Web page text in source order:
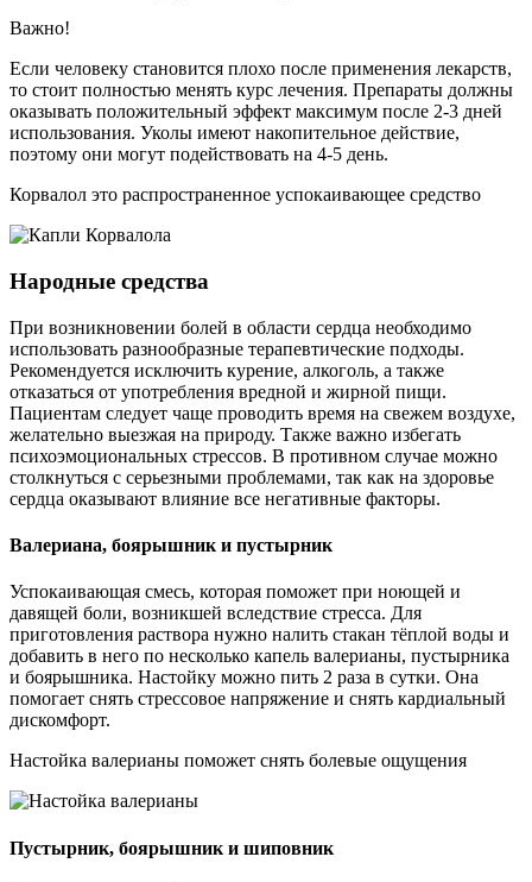
Важно!
Если человеку становится плохо после применения лекарств,
то стоит полностью менять курс лечения. Препараты должны
оказывать положительный эффект максимум после 2-3 дней
использования. Уколы имеют накопительное действие,
поэтому они могут подействовать на 4-5 день.
Корвалол это распространенное успокаивающее средство
Народные средства
При возникновении болей в области сердца необходимо
использовать разнообразные терапевтические подходы.
Рекомендуется исключить курение, алкоголь, а также
отказаться от употребления вредной и жирной пищи.
Пациентам следует чаще проводить время на свежем воздухе,
желательно выезжая на природу. Также важно избегать
психоэмоциональных стрессов. В противном случае можно
столкнуться с серьезными проблемами, так как на здоровье
сердца оказывают влияние все негативные факторы.
Валериана, боярышник и пустырник
Успокаивающая смесь, которая поможет при ноющей и
давящей боли, возникшей вследствие стресса. Для
приготовления раствора нужно налить стакан тёплой воды и
добавить в него по несколько капель валерианы, пустырника
и боярышника. Настойку можно пить 2 раза в сутки. Она
помогает снять стрессовое напряжение и снять кардиальный
дискомфорт.
Настойка валерианы поможет снять болевые ощущения
Пустырник, боярышник и шиповник